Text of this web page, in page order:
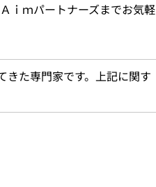
ｉｍパートナーズまでお気軽
た専門家です。上記に関す